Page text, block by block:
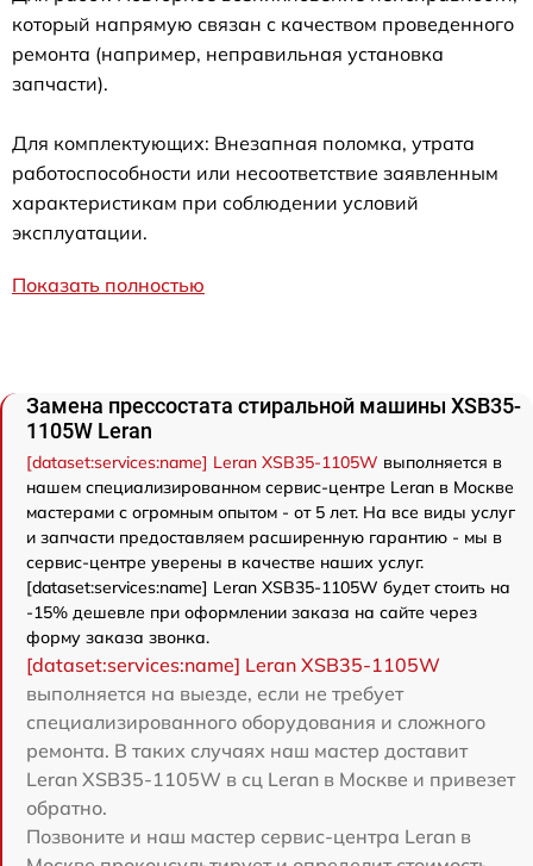
который напрямую связан с качеством проведенного
ремонта (например, неправильная установка
запчасти).
Для комплектующих: Внезапная поломка, утрата
работоспособности или несоответствие заявленным
характеристикам при соблюдении условий
эксплуатации.
Показать полностью
Замена прессостата стиральной машины XSB35-
1105W Leran
[dataset:services:name] Leran XSB35-1105W выполняется в
нашем специализированном сервис-центре Leran в Москве
мастерами с огромным опытом - от 5 лет. На все виды услуг
и запчасти предоставляем расширенную гарантию - мы в
сервис-центре уверены в качестве наших услуг.
[dataset:services:name] Leran XSB35-1105W будет стоить на
-15% дешевле при оформлении заказа на сайте через
форму заказа звонка.
[dataset:services:name] Leran XSB35-1105W
выполняется на выезде, если не требует
специализированного оборудования и сложного
ремонта. В таких случаях наш мастер доставит
Leran XSB35-1105W в сц Leran в Москве и привезет
обратно.
Позвоните и наш мастер сервис-центра Leran в